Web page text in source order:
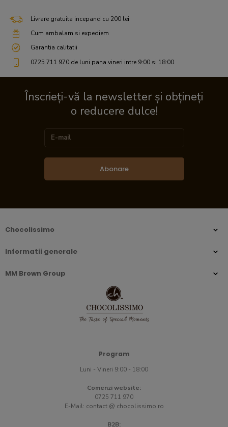
Livrare gratuita incepand cu 200 lei
Cum ambalam si expediem
Garantia calitatii
0725 711 970 de luni pana vineri intre 9:00 si 18:00
Înscrieți-vă la newsletter și obțineți
o reducere dulce!
Abonare
Chocolissimo
Informatii generale
MM Brown Group
Program
Luni - Vineri 9:00 - 18:00
Comenzi website:
0725 711 970
E-Mail: contact @ chocolissimo.ro
B2B: